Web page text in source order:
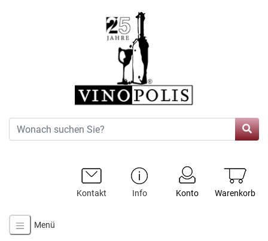
Warenkorb
Konto
Info
Kontakt
Menü